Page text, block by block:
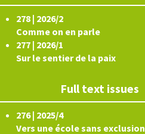
278 | 2026/2
Comme on en parle
277 | 2026/1
Sur le sentier de la paix
Full text issues
276 | 2025/4
Vers une école sans exclusion